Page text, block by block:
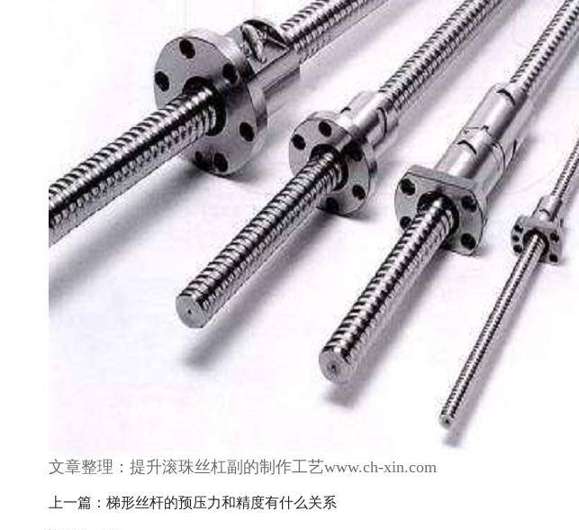
文章整理：提升滚珠丝杠副的制作工艺www.ch-xin.com
上一篇： 梯形丝杆的预压力和精度有什么关系